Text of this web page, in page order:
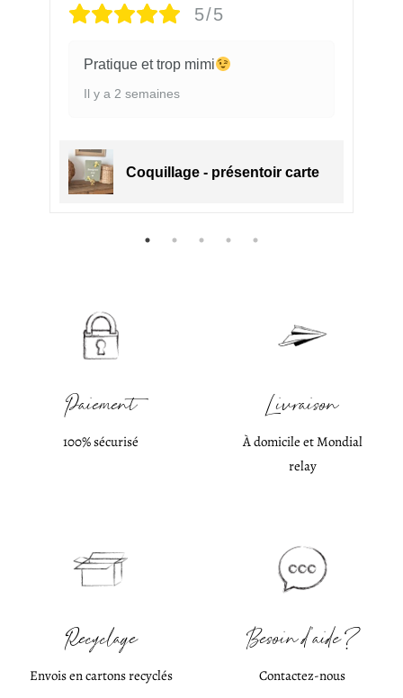
5/5
Pratique et trop mimi
Il y a 2 semaines
Coquillage - présentoir carte
Paiement
100% sécurisé
Livraison
À domicile et Mondial
relay
Recyclage
Envois en cartons recyclés
Besoin d'aide ?
Contactez-nous